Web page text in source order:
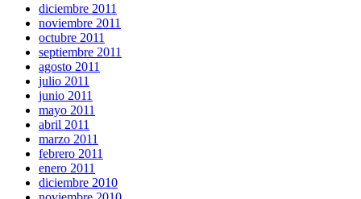
diciembre 2011
noviembre 2011
octubre 2011
septiembre 2011
agosto 2011
julio 2011
junio 2011
mayo 2011
abril 2011
marzo 2011
febrero 2011
enero 2011
diciembre 2010